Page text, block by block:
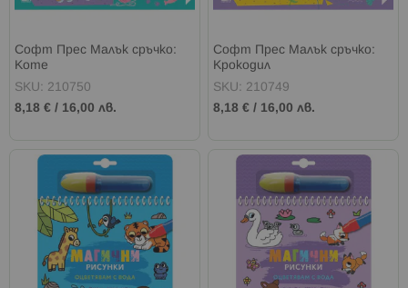
Софт Прес Малък сръчко:
Коте
SKU: 210750
8,18 € / 16,00 лв.
Софт Прес Малък сръчко:
Крокодил
SKU: 210749
8,18 € / 16,00 лв.